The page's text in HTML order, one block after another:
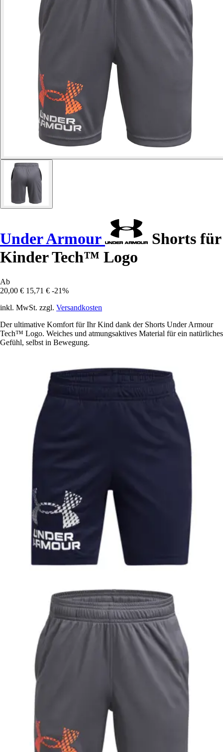
Under Armour
Shorts für
Kinder Tech™ Logo
Ab
20,00 € 15,71 € -21%
inkl. MwSt. zzgl. Versandkosten
Der ultimative Komfort für Ihr Kind dank der Shorts Under Armour
Tech™ Logo. Weiches und atmungsaktives Material für ein natürliches
Gefühl, selbst in Bewegung.